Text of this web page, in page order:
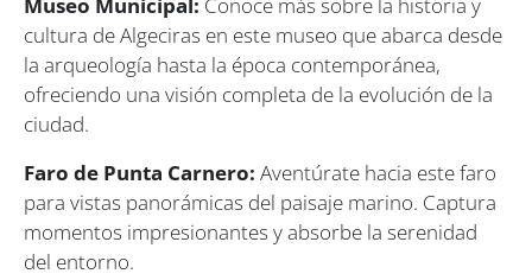
cultura de Algeciras en este museo que abarca desde
la arqueología hasta la época contemporánea,
ofreciendo una visión completa de la evolución de la
ciudad.
Faro de Punta Carnero: Aventúrate hacia este faro
para vistas panorámicas del paisaje marino. Captura
momentos impresionantes y absorbe la serenidad
del entorno.